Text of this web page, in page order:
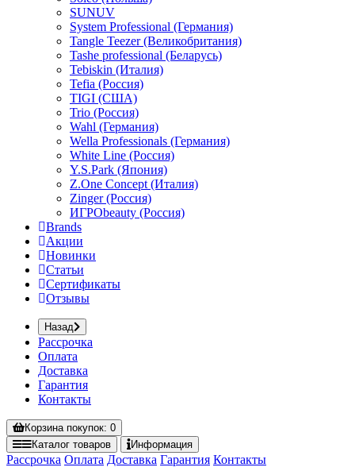
SUNUV
System Professional (Германия)
Tangle Teezer (Великобритания)
Tashe professional (Беларусь)
Tebiskin (Италия)
Tefia (Россия)
TIGI (США)
Trio (Россия)
Wahl (Германия)
Wella Professionals (Германия)
White Line (Россия)
Y.S.Park (Япония)
Z.One Concept (Италия)
Zinger (Россия)
ИГРОbeauty (Россия)
Brands
Акции
Новинки
Статьи
Сертификаты
Отзывы
Назад
Рассрочка
Оплата
Доставка
Гарантия
Контакты
Корзинапокупок: 0
Каталог товаров Информация
Рассрочка Оплата Доставка Гарантия Контакты